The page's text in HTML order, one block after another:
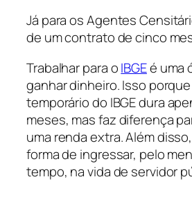
Já para os Agentes
de um contrato de cinco
Trabalhar para oIBGEé uma
ganhar dinheiro. Isso
temporário do IBGE dura
meses, mas faz diferença
uma renda extra. Além
forma de ingressar, pelo
tempo, na vida de servidor